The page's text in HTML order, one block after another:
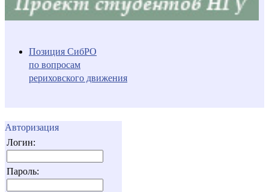
Позиция СибРО
по вопросам
рериховского движения
Авторизация
Логин:
Пароль: